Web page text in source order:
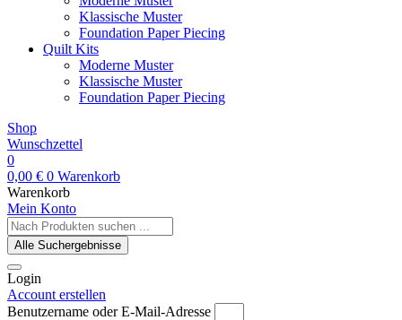
Klassische Muster
Foundation Paper Piecing
Quilt Kits
Moderne Muster
Klassische Muster
Foundation Paper Piecing
Shop
Wunschzettel
0
0,00 € 0 Warenkorb
Warenkorb
Mein Konto
Search
...Alle Suchergebnisse
Login
Account erstellen
Benutzername oder E-Mail-Adresse